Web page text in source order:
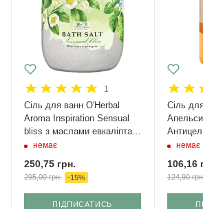
1
Сіль для ванн O'Herbal
Aroma Inspiration Sensual
bliss з маслами евкаліпта і
пачулі 1100 г
немає
250,75 грн.
295,00грн. -15%
ПІДПИСАТИСЬ
Сіль
немає
106,16
124,90